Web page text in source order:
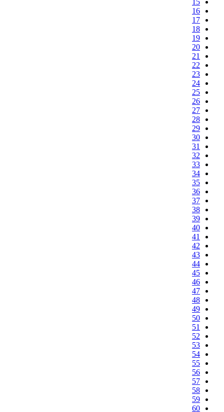
15
16
17
18
19
20
21
22
23
24
25
26
27
28
29
30
31
32
33
34
35
36
37
38
39
40
41
42
43
44
45
46
47
48
49
50
51
52
53
54
55
56
57
58
59
60